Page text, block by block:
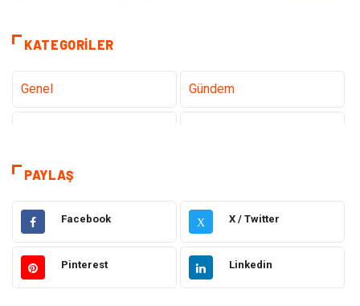
KATEGORILER
Genel Gündem
Sağlık
Elektrik Elektronik Gıda
Giyim Ulaşım ve Taşımacılık
PAYLAŞ
Facebook X X / Twitter
Pinterest Linkedin